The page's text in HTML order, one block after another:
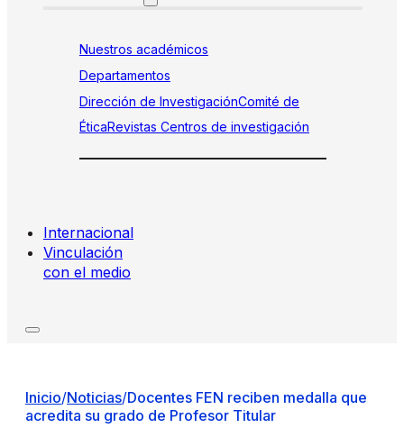
Nuestros académicos
Departamentos
Dirección de InvestigaciónComité de
ÉticaRevistas Centros de investigación
Internacional
Vinculación
con el medio
Inicio/Noticias/Docentes FEN reciben medalla que
acredita su grado de Profesor Titular